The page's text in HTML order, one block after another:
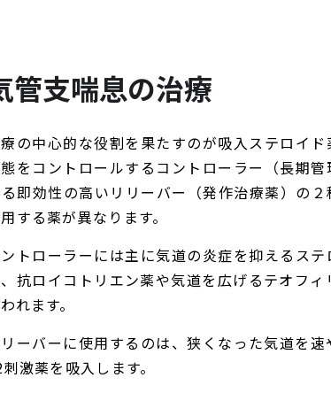
管支喘息の治療
の中心的な役割を果たすのが吸入ステロイ
をコントロールするコントローラー（長期
即効性の高いリリーバー（発作治療薬）の
する薬が異なります。
トローラーには主に気道の炎症を抑えるス
抗ロイコトリエン薬や気道を広げるテオフ
れます。
リーバーに使用するのは、狭くなった気道を
激薬を吸入します。